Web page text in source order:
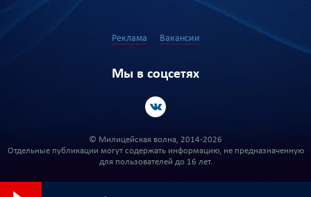
Реклама Вакансии
Мы в соцсетях
© Милицейская волна, 2014-2026
Отдельные публикации могут содержать информацию, не предназначенную
для пользователей до 16 лет.